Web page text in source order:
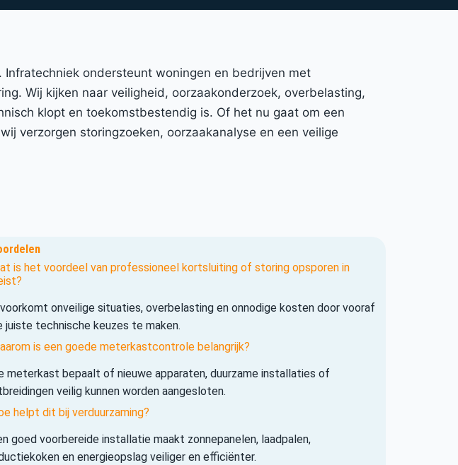
ondersteunt woningen en bedrijven met
Wij kijken naar veiligheid, oorzaakonderzoek, overbelasting,
klopt en toekomstbestendig is. Of het nu gaat om een
verzorgen storingzoeken, oorzaakanalyse en een veilige
is het voordeel van professioneel kortsluiting of storing opsporen in
onveilige situaties, overbelasting en onnodige kosten door vooraf
juiste technische keuzes te maken.
is een goede meterkastcontrole belangrijk?
meterkast bepaalt of nieuwe apparaten, duurzame installaties of
veilig kunnen worden aangesloten.
helpt dit bij verduurzaming?
goed voorbereide installatie maakt zonnepanelen, laadpalen,
en energieopslag veiliger en efficiënter.